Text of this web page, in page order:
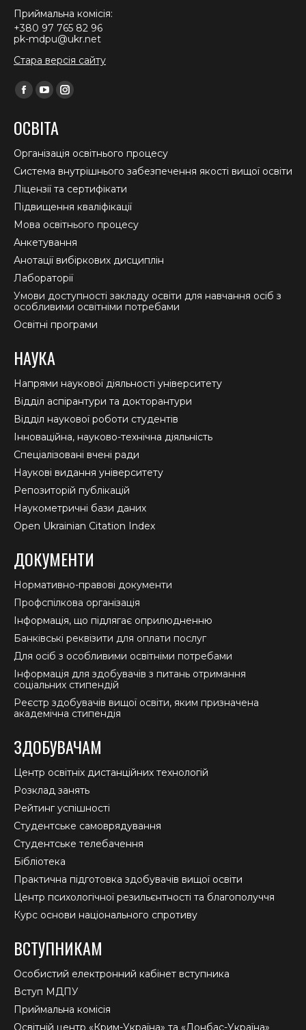
Приймальна комісія:
+380 97 765 82 96
pk-mdpu@ukr.net
Стара версія сайту
Find us on:
Facebook
opens
in
new
window
YouTube
opens
in
new
window
Instagram
in
new
window
ОСВІТА
Організація освітнього процесу
Система внутрішнього забезпечення якості вищої освіти
Ліцензії та сертифікати
Підвищення кваліфікації
Мова освітнього процесу
Анкетування
Анотації вибіркових дисциплін
Лабораторії
Умови доступності закладу освіти для навчання осіб з
особливими освітніми потребами
Освітні програми
НАУКА
Напрями наукової діяльності університету
Відділ аспірантури та докторантури
Відділ наукової роботи студентів
Інноваційна, науково-технічна діяльність
Спеціалізовані вчені ради
Наукові видання університету
Репозиторій публікацій
Наукометричні бази даних
Open Ukrainian Citation Index
ДОКУМЕНТИ
Нормативно-правові документи
Профспілкова організація
Інформація, що підлягає оприлюдненню
Банківські реквізити для оплати послуг
Для осіб з особливими освітніми потребами
Інформація для здобувачів з питань отримання
соціальних стипендій
Реєстр здобувачів вищої освіти, яким призначена
академічна стипендія
ЗДОБУВАЧАМ
Центр освітніх дистанційних технологій
Розклад занять
Рейтинг успішності
Студентське самоврядування
Студентське телебачення
Бібліотека
Практична підготовка здобувачів вищої освіти
Центр психологічної резильєнтності та благополуччя
Курс основи національного спротиву
ВСТУПНИКАМ
Особистий електронний кабінет вступника
Вступ МДПУ
Приймальна комісія
Освітній центр «Крим-Україна» та «Донбас-Україна»